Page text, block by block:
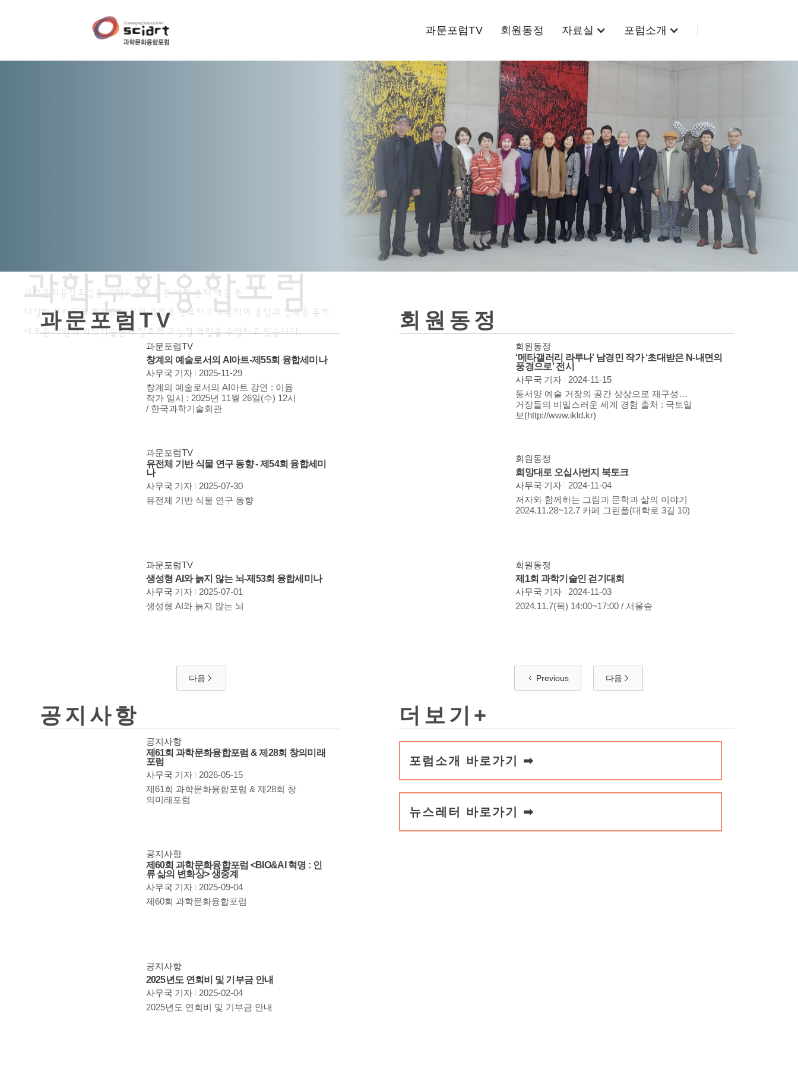
과문포럼TV 회원동정 자료실 포럼소개
과학문화융합포럼
과학문화융합포럼은 과학기술과 인문 사회 문화 예술 등
다양한 분야들의 회원들이 모여 경험을 공유하고 소통하며 융합과 접목을 통해
새로운 차원의 과학기술문화 창조의 구심점 역할을 수행하고 있습니다.
과문포럼TV
과문포럼TV
창계의 예술로서의 AI아트-제55회 융합세미나
사무국 기자
2025-11-29
창계의 예술로서의 AI아트 강연 : 이윰
작가 일시 : 2025년 11월 26일(수) 12시
/ 한국과학기술회관
과문포럼TV
유전체 기반 식물 연구 동향 - 제54회 융합세미
나
사무국 기자
2025-07-30
유전체 기반 식물 연구 동향
과문포럼TV
생성형 AI와 늙지 않는 뇌-제53회 융합세미나
사무국 기자
2025-07-01
생성형 AI와 늙지 않는 뇌
다음
공지사항
공지사항
제61회 과학문화융합포럼 & 제28회 창의미래
포럼
사무국 기자
2026-05-15
제61회 과학문화융합포럼 & 제28회 창
의미래포럼
공지사항
제60회 과학문화융합포럼 <BIO&AI 혁명 : 인
류 삶의 변화상> 생중계
사무국 기자
2025-09-04
제60회 과학문화융합포럼
공지사항
2025년도 연회비 및 기부금 안내
사무국 기자
2025-02-04
2025년도 연회비 및 기부금 안내
회원동정
회원동정
‘메타갤러리 라루나’ 남경민 작가 ‘초대받은 N-내면의
풍경으로’ 전시
사무국 기자
2024-11-15
동서양 예술 거장의 공간 상상으로 재구성…
거장들의 비밀스러운 세계 경험 출처 : 국토일
보(http://www.ikld.kr)
회원동정
희망대로 오십사번지 북토크
사무국 기자
2024-11-04
저자와 함께하는 그림과 문학과 삶의 이야기
2024.11.28~12.7 카페 그린폴(대학로 3길 10)
회원동정
제1회 과학기술인 걷기대회
사무국 기자
2024-11-03
2024.11.7(목) 14:00~17:00 / 서울숲
Previous 다음
더보기+
포럼소개 바로가기 ➡
뉴스레터 바로가기 ➡